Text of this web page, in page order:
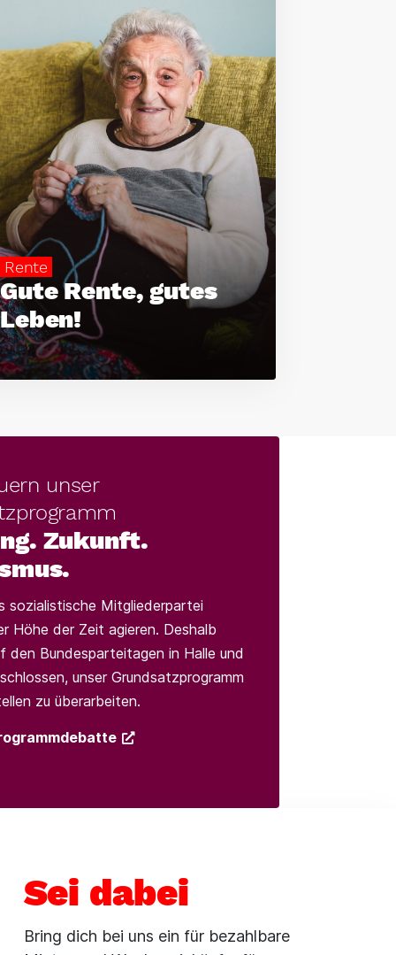
Rente
Gute Rente, gutes
Leben!
unser
Zukunft.
sozialistische Mitgliederpartei
Höhe der Zeit agieren. Deshalb
den Bundesparteitagen in Halle und
unser Grundsatzprogramm
zu überarbeiten.
Sei dabei
Bring dich bei uns ein für bezahlbare